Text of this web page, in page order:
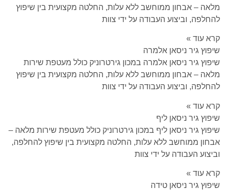
מלאה – אבחון ממוחשב ללא עלות, החלטה מקצועית בין שיפוץ
להחלפה, וביצוע העבודה על ידי צוות
קרא עוד »
שיפוץ גיר ניסאן אלמרה
שיפוץ גיר ניסאן אלמרה במכון גירטרוניק כולל מעטפת שירות
מלאה – אבחון ממוחשב ללא עלות, החלטה מקצועית בין שיפוץ
להחלפה, וביצוע העבודה על ידי צוות
קרא עוד »
שיפוץ גיר ניסאן ליף
שיפוץ גיר ניסאן ליף במכון גירטרוניק כולל מעטפת שירות מלאה –
אבחון ממוחשב ללא עלות, החלטה מקצועית בין שיפוץ להחלפה,
וביצוע העבודה על ידי צוות
קרא עוד »
שיפוץ גיר ניסאן טידה